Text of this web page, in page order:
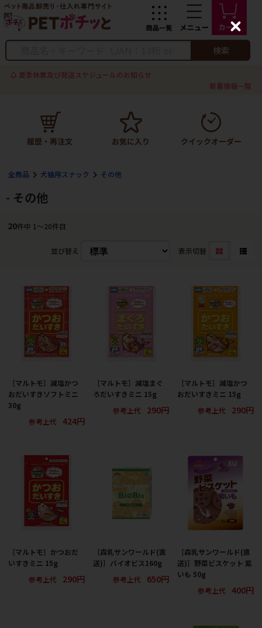
検索
夏季休業及び発送スケジュールのお知らせ
新着情報一覧
全商品 犬猫用スナック その他
その他
20件中 1〜20件目
並び替え 表示切替
［マルトモ］減塩かつ
おだいすきソフトミニ
30g
参考上代
424円
［マルトモ］減塩まぐ
ろだいすきミニ 15g
参考上代
290円
［マルトモ］減塩かつ
おだいすきミニ 15g
参考上代
290円
［マルトモ］かつおだ
いすきミニ 15g
参考上代
290円
［森乳サンワールド(直
送)］バイオビス160g
参考上代
650円
［森乳サンワールド(直
送)］野菜ビスケット 紫
いも 50g
参考上代
400円
C
l
s